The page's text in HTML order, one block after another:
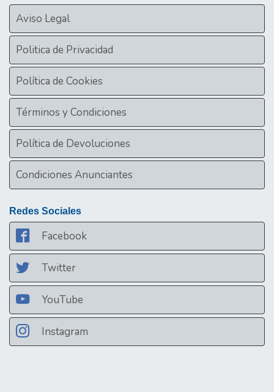
Aviso Legal
Politica de Privacidad
Política de Cookies
Términos y Condiciones
Política de Devoluciones
Condiciones Anunciantes
Redes Sociales
Facebook
Twitter
YouTube
Instagram